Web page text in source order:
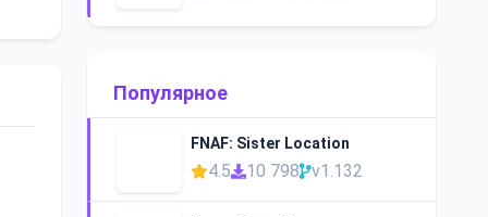
Популярное
FNAF: Sister Location
4.5 10 798 v1.132